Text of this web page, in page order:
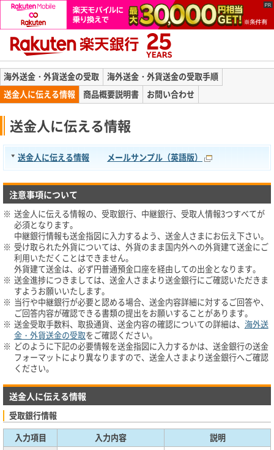
海外送金・外貨送金の受取
海外送金・外貨送金の受取手順
送金人に伝える情報
商品概要説明書 お問い合わせ
送金人に伝える情報
送金人に伝える情報 メールサンプル（英語版）
注意事項について
※ 送金人に伝える情報の、受取銀行、中継銀行、受取人情報3つすべてが
必須となります。
中継銀行情報も送金指図に入力するよう、送金人さまにお伝え下さい。
※ 受け取られた外貨については、外貨のまま国内外への外貨建て送金にご
利用いただくことはできません。
外貨建て送金は、必ず円普通預金口座を経由しての出金となります。
※ 送金進捗につきましては、送金人さまより送金銀行にご確認いただきま
すようお願いいたします。
※ 当行や中継銀行が必要と認める場合、送金内容詳細に対するご回答や、
ご回答内容が確認できる書類の提出をお願いすることがあります。
※ 送金受取手数料、取扱通貨、送金内容の確認についての詳細は、 海外送
金・外貨送金の受取をご確認ください。
※ どのように下記の必要情報を送金指図に入力するかは、送金銀行の送金
フォーマットにより異なりますので、送金人さまより送金銀行へご確認
ください。
送金人に伝える情報
受取銀行情報
入力項目
入力内容 説明